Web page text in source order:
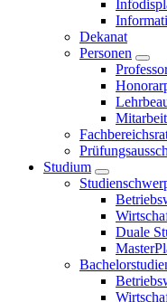
Dekanat
Personen
Studium
Duale